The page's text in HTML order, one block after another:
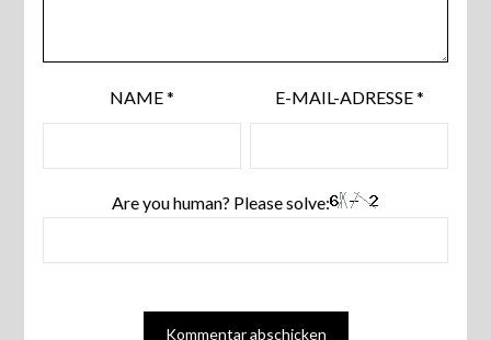
NAME* E-MAIL-ADRESSE*
Are you human? Please solve: